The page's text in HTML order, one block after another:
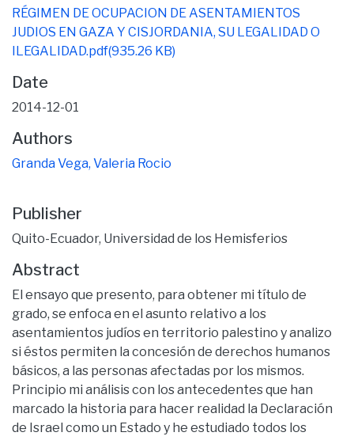
RÉGIMEN DE OCUPACION DE ASENTAMIENTOS
JUDIOS EN GAZA Y CISJORDANIA, SU LEGALIDAD O
ILEGALIDAD.pdf(935.26 KB)
Date
2014-12-01
Authors
Granda Vega, Valeria Rocio
Publisher
Quito-Ecuador, Universidad de los Hemisferios
Abstract
El ensayo que presento, para obtener mi título de
grado, se enfoca en el asunto relativo a los
asentamientos judíos en territorio palestino y analizo
si éstos permiten la concesión de derechos humanos
básicos, a las personas afectadas por los mismos.
Principio mi análisis con los antecedentes que han
marcado la historia para hacer realidad la Declaración
de Israel como un Estado y he estudiado todos los